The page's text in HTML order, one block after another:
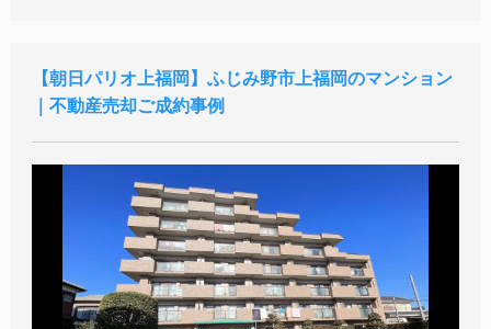
朝日パリオ上福岡
ふじみ野市上福岡のマンション
｜不動産売却ご成約事例